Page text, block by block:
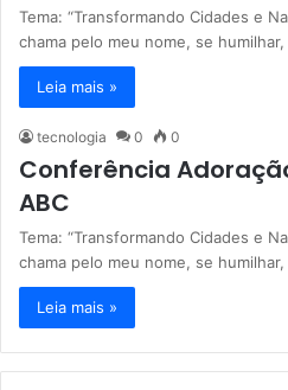
Tema: “Transformando Cidades e
chama pelo meu nome, se
Leia mais »
tecnologia 0 0
Conferência
ABC
Tema: “Transformando Cidades e
chama pelo meu nome, se
Leia mais »